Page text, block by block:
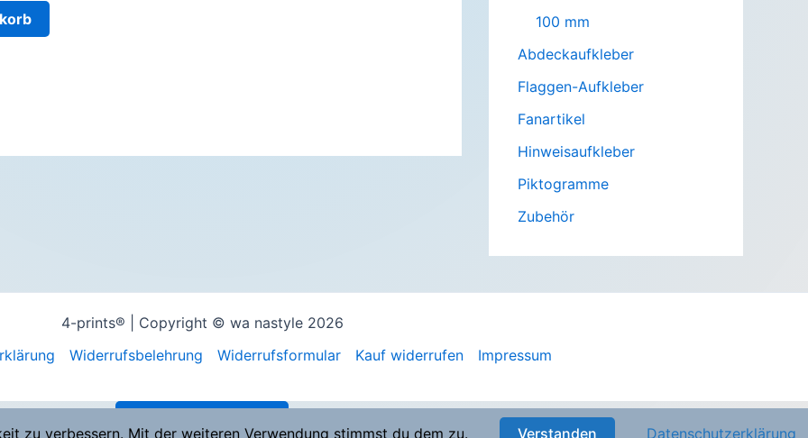
€.
100 mm
Abdeckaufkleber
Flaggen-Aufkleber
Fanartikel
Hinweisaufkleber
Piktogramme
Zubehör
4-prints® | Copyright © wa nastyle 2026
Widerrufsbelehrung Widerrufsformular Kauf widerrufen Impressum
zu verbessern. Mit der weiteren Verwendung stimmst du dem zu.
Verstanden Datenschutzerklärung